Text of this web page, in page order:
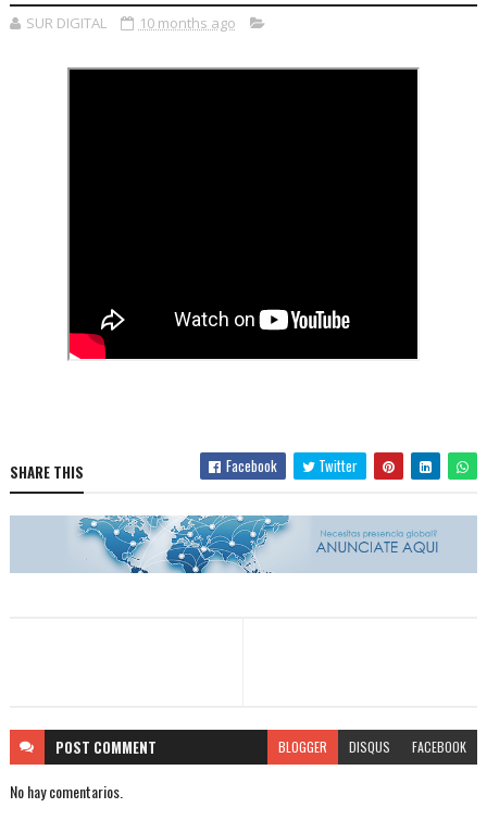
SUR DIGITAL 10 months ago
SHARE THIS Facebook Twitter
POST COMMENT BLOGGER DISQUS FACEBOOK
No hay comentarios.